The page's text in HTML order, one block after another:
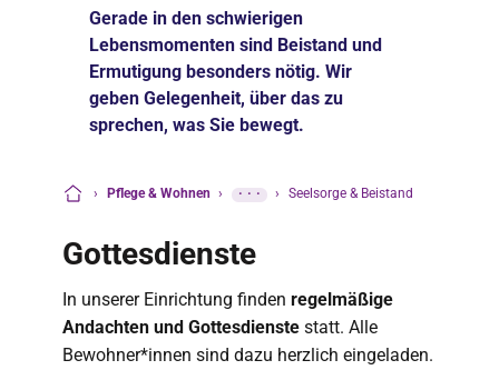
Gerade in den schwierigen
Lebensmomenten sind Beistand und
Ermutigung besonders nötig. Wir
geben Gelegenheit, über das zu
sprechen, was Sie bewegt.
› Pflege & Wohnen › ··· › Seelsorge & Beistand
Gottesdienste
In unserer Einrichtung finden regelmäßige
Andachten und Gottesdienste statt. Alle
Bewohner*innen sind dazu herzlich eingeladen.